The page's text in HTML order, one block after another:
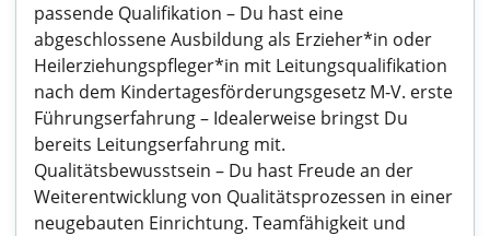
passende Qualifikation – Du hast eine
abgeschlossene Ausbildung als Erzieher*in oder
Heilerziehungspfleger*in mit Leitungsqualifikation
nach dem Kindertagesförderungsgesetz M-V. erste
Führungserfahrung – Idealerweise bringst Du
bereits Leitungserfahrung mit.
Qualitätsbewusstsein – Du hast Freude an der
Weiterentwicklung von Qualitätsprozessen in einer
neugebauten Einrichtung. Teamfähigkeit und